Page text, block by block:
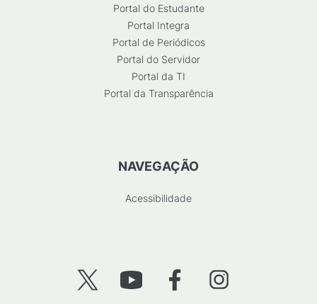
Portal do Estudante
Portal Integra
Portal de Periódicos
Portal do Servidor
Portal da TI
Portal da Transparência
NAVEGAÇÃO
Acessibilidade